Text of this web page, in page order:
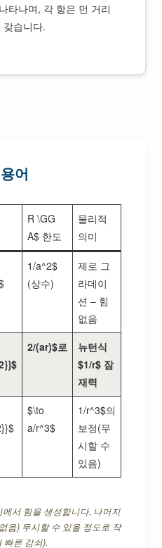
타나며, 각 항은 먼 거리
습니다.
어
R \GG
A$ 한도
물리적
의미
1/a^2$
(상수)
제로 그
라데이
션 – 힘
없음
2/(ar)$로
뉴턴식
$1/r$ 잠
재력
$\to
a/r^3$
1/r^3$의
보정(무
시할 수
있음)
서 힘을 생성합니다. 나머지
음) 무시할 수 있을 정도로 작
빠른 감쇠).